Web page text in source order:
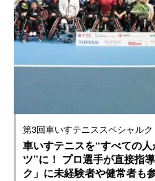
第3回車いすテニススペシャルク
車いすテニスを“すべての
ツ”に！ プロ選手が直接指
ク」に未経験者や健常者も